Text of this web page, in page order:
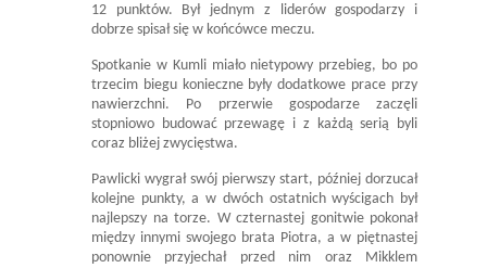
12 punktów. Był jednym z liderów gospodarzy i
dobrze spisał się w końcówce meczu.
Spotkanie w Kumli miało nietypowy przebieg, bo po
trzecim biegu konieczne były dodatkowe prace przy
nawierzchni. Po przerwie gospodarze zaczęli
stopniowo budować przewagę i z każdą serią byli
coraz bliżej zwycięstwa.
Pawlicki wygrał swój pierwszy start, później dorzucał
kolejne punkty, a w dwóch ostatnich wyścigach był
najlepszy na torze. W czternastej gonitwie pokonał
między innymi swojego brata Piotra, a w piętnastej
ponownie przyjechał przed nim oraz Mikklem